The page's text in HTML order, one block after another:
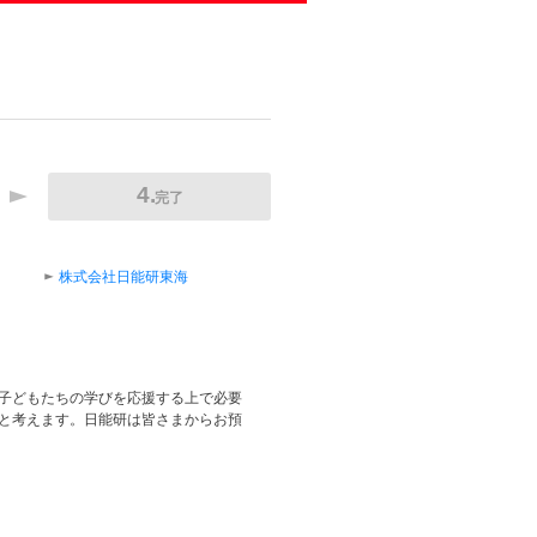
完了
株式会社日能研東海
どもたちの学びを応援する上で必要
考えます。日能研は皆さまからお預